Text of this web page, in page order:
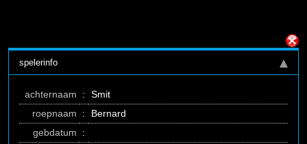
spelerinfo
achternaam :
Smit
roepnaam
:
Bernard
gebdatum
: